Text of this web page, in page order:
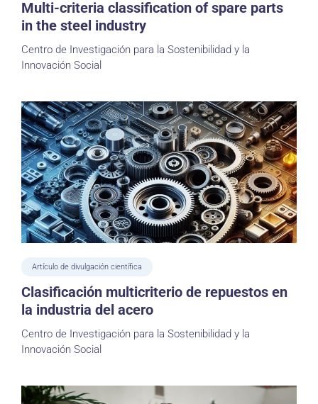
Multi-criteria classification of spare parts
in the steel industry
Centro de Investigación para la Sostenibilidad y la
Innovación Social
Artículo de divulgación científica
Clasificación multicriterio de repuestos en
la industria del acero
Centro de Investigación para la Sostenibilidad y la
Innovación Social